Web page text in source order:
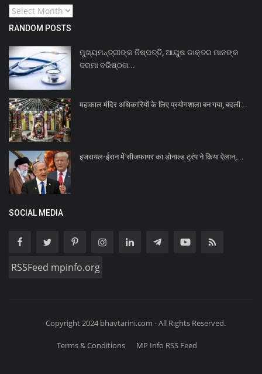
RANDOM POSTS
ମୁଖ୍ୟମନ୍ତ୍ରୀଙ୍କ ନିଷ୍ପତ୍ତି, ଆୟୁଷ ଡାକ୍ତର ମାନଙ୍କ
ଦରମା ବରିଷ୍ଠତା...
महाकाल मंदिर अधिकारियों के लिए प्रयोगशाला बन गया, बदली...
इजरायल-ईरान में सीजफायर का डोनाल्ड ट्रंप ने किया ऐलान,...
SOCIAL MEDIA
RSSFeed mpinfo.org
Copyright 2024 bhavtarini.com - All Rights Reserved.
Terms & Conditions MP Info RSS Feed